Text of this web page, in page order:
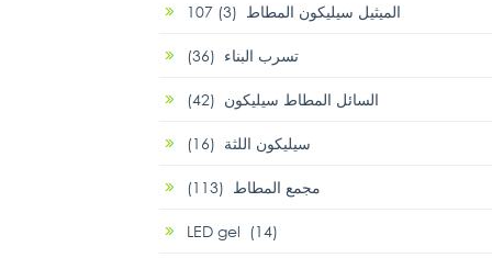
107 الميثيل سيليكون المطاط (3)
تسرب البناء (36)
السائل المطاط سيليكون (42)
سيليكون اللثة (16)
مجمع المطاط (113)
LED gel (14)